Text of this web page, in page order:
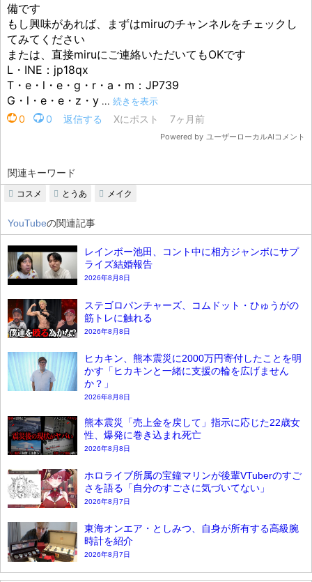
関連キーワード
コスメ とうあ メイク
YouTubeの関連記事
レインボー池田、コント中に相方ジャンボにサプ
ライズ結婚報告
2026年8月8日
ステゴロパンチャーズ、コムドット・ひゅうがの
筋トレに触れる
2026年8月8日
ヒカキン、熊本震災に2000万円寄付したことを明
かす「ヒカキンと一緒に支援の輪を広げません
か？」
2026年8月8日
熊本震災「売上金を戻して」指示に応じた22歳女
性、爆発に巻き込まれ死亡
2026年8月8日
ホロライブ所属の宝鐘マリンが後輩VTuberのすご
さを語る「自分のすごさに気づいてない」
2026年8月7日
東海オンエア・としみつ、自身が所有する高級腕
時計を紹介
2026年8月7日